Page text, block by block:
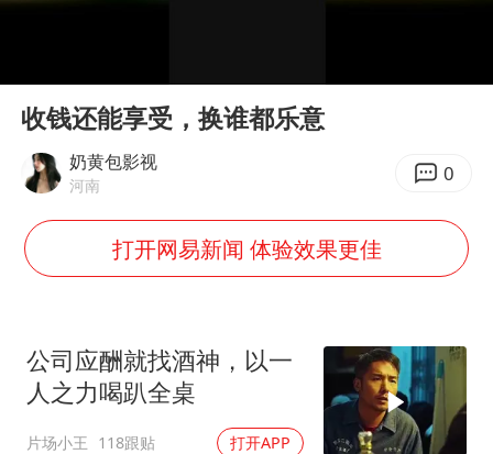
《龙餐馆》 冲奖
暑期研学游升温 在旅途中增长知识
猫咪过火把节被抹成黑猫
宝妈给四胞胎取名平安喜乐
Play
收钱还能享受，换谁都乐意
奶黄包影视
河南 0
打开网易新闻 体验效果更佳
公司应酬就找酒神，以一
人之力喝趴全桌
片场小王 118跟贴 打开APP